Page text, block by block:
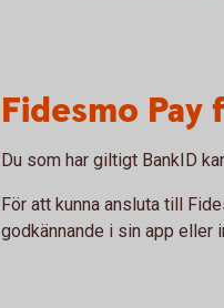
Fidesmo Pay
Du som har giltigt BankID
För att kunna ansluta till
godkännande i sin app eller